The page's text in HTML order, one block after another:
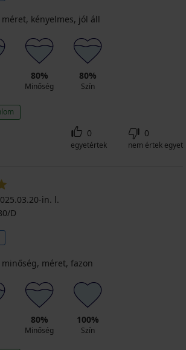
kényelmes, jól áll
80%
Minőség
80%
Szín
0
egyetértek
0
nem értek egyet
in. l.
D
méret, fazon
80%
Minőség
100%
Szín